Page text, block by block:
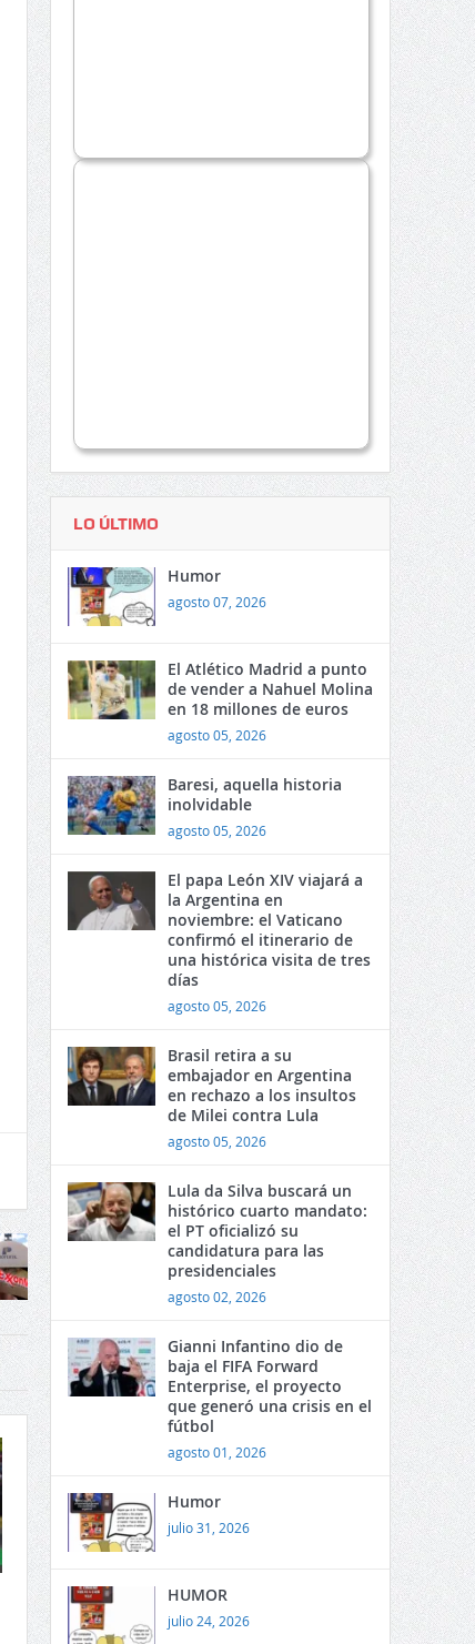
LO ÚLTIMO
Humor
agosto 07, 2026
El Atlético Madrid a punto
de vender a Nahuel Molina
en 18 millones de euros
agosto 05, 2026
Baresi, aquella historia
inolvidable
agosto 05, 2026
El papa León XIV viajará a
la Argentina en
noviembre: el Vaticano
confirmó el itinerario de
una histórica visita de tres
días
agosto 05, 2026
Brasil retira a su
embajador en Argentina
en rechazo a los insultos
de Milei contra Lula
agosto 05, 2026
Lula da Silva buscará un
histórico cuarto mandato:
el PT oficializó su
candidatura para las
presidenciales
agosto 02, 2026
Gianni Infantino dio de
baja el FIFA Forward
Enterprise, el proyecto
que generó una crisis en el
fútbol
agosto 01, 2026
Humor
julio 31, 2026
HUMOR
julio 24, 2026